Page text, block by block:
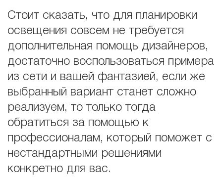
Стоит сказать, что для планировки
освещения совсем не требуется
дополнительная помощь дизайнеров,
достаточно воспользоваться примера
из сети и вашей фантазией, если же
выбранный вариант станет сложно
реализуем, то только тогда
обратиться за помощью к
профессионалам, который поможет с
нестандартными решениями
конкретно для вас.